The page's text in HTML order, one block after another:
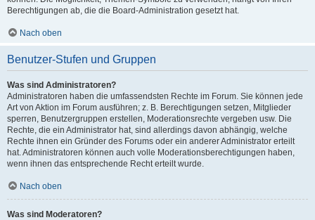
Berechtigungen ab, die die Board-Administration gesetzt hat.
Nach oben
Benutzer-Stufen und Gruppen
Was sind Administratoren?
Administratoren haben die umfassendsten Rechte im Forum. Sie können jede
Art von Aktion im Forum ausführen; z. B. Berechtigungen setzen, Mitglieder
sperren, Benutzergruppen erstellen, Moderationsrechte vergeben usw. Die
Rechte, die ein Administrator hat, sind allerdings davon abhängig, welche
Rechte ihnen ein Gründer des Forums oder ein anderer Administrator erteilt
hat. Administratoren können auch volle Moderationsberechtigungen haben,
wenn ihnen das entsprechende Recht erteilt wurde.
Nach oben
Was sind Moderatoren?